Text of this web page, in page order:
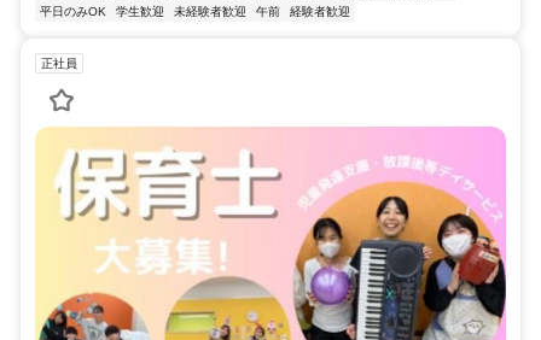
平日のみOK
学生歓迎 未経験者歓迎 午前 経験者歓迎
正社員